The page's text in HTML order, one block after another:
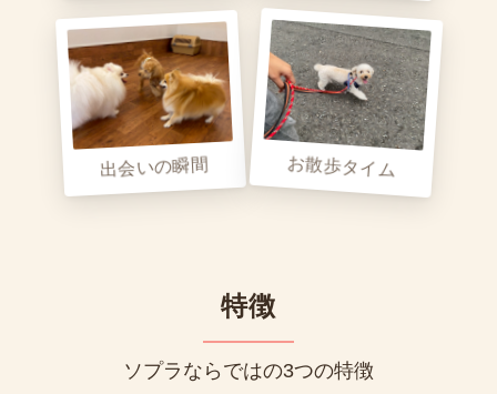
出会いの瞬間 お散歩タイム
特徴
ソプラならではの3つの特徴